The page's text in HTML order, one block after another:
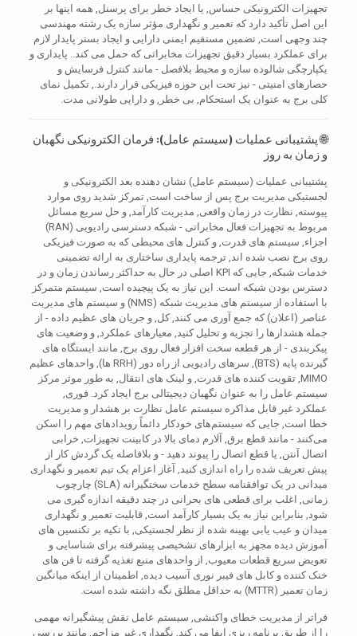
تجهیزات الکترونیکی حساس, یا ایجاد خطر برای پرسنل, همه اینها بر
این اصل تأکید دارد که تعمیر و نگهداری مؤثر سازه یک رشته مهندسی
چند وجهی است, تضمین مستقیم ایمنی دارایی و ایجاد بستر پایدار لازم
برای عملکرد بسیار دقیق تجهیزات مخابراتی که حمل می کند.. پایداری و
یکپارچگی شالوده سازه و محیط بلافصل - مانند کنترل فرسایش و
حصارهای امنیتی - نیز تحت این حوزه فیزیکی قرار دارند., تکمیل نمای
کلی برج به عنوان یک استحکام, بی خطر, و دارایی طولانی مدت.
🌐 پشتیبانی عملیات (سیستم عامل): فرمان الکترونیکی نگهبان
و زمان به روز
پشتیبانی عملیات (سیستم عامل) نشان دهنده بعد الکترونیکی و
لجستیکی مدیریت برج پس از ساخت است, تمرکز شدید روی موارد
پیوسته, نظارت در زمان واقعی, مدیریت کارآمد, و حل سریع مسائل
مربوط به تجهیزات فعال مخابراتی - شبکه دسترسی رادیویی (RAN)
اجزاء, سیستم های قدرت, و کنترل های محیطی که به صورت فیزیکی
روی برج نصب شده اند, ترجمه پایداری ساختاری به ارائه تضمینی
خدمات شبکه, جایی که KPI اصلی در حال به حداکثر رساندن زمان و در
دسترس بودن شبکه است. این نیاز به یک پیچیده است, سیستم متمرکز
با استفاده از سیستم های مدیریت شبکه (NMS) و سیستم های مدیریت
عناصر (اعلان) که جمع آوری می کنند, کل, و جریان های عظیم داده - از
جمله هشدارها را تجزیه و تحلیل کنید, معیارهای عملکرد, و وضعیت های
پیکربندی - از هر قطعه سخت افزار فعال روی برج, مانند ایستگاه های
گیرنده پایه (BTS), سرهای رادیویی از راه دور (RRH ها), واحدهای عظیم
MIMO, تقویت کننده های قدرت, و لینک های انتقال, به طور موثر مرکز
سیستم عامل را به عنوان نگهبان دیجیتالی برج ایجاد کرد. فوری,
عملکرد غیر قابل مذاکره سیستم عامل نظارت بر هشدار و مدیریت
خطا است, جایی که سیستم‌های خودکار دائماً رویدادهای مهم را اسکن
می‌کنند - مانند قطع برق, آلارم دمای بالا در کابینت تجهیزات, خرابی
اتصال آنتن, یا قطع اتصال را پیوند دهید - و بلافاصله یک گردش کار از
پیش تعریف شده را راه اندازی کنید, آغاز اعزام یک تیم تعمیر و نگهداری
میدانی در یک توافقنامه سطح خدمات سختگیرانه (SLA) چارچوب
زمانی, اغلب برای قطعی های بحرانی در چند دقیقه اندازه گیری می
شود, بنابراین نیاز به یک بسیار کارآمد است, قابلیت تعمیر و نگهداری
میدان و عیب یابی بهینه شده از نظر لجستیکی, با تکیه بر تکنسین های
آموزش دیده مجهز به ابزارهای تشخیصی پیشرفته برای شناسایی و
تعویض سریع قطعات معیوب, از واحدهای منبع تغذیه گرفته تا فن های
خنک کننده و کابل های فیبر نوری آسیب دیده, اطمینان از اینکه میانگین
زمان تعمیر (MTTR) به حداقل مطلق نگه داشته شده است.
فراتر از مدیریت خطای واکنشی, سیستم عامل نقش پیشگیرانه مهمی
را از طریق برنامه ریزی ایفا می کند, نگهداری غیر مزاحم, مانند بررسی